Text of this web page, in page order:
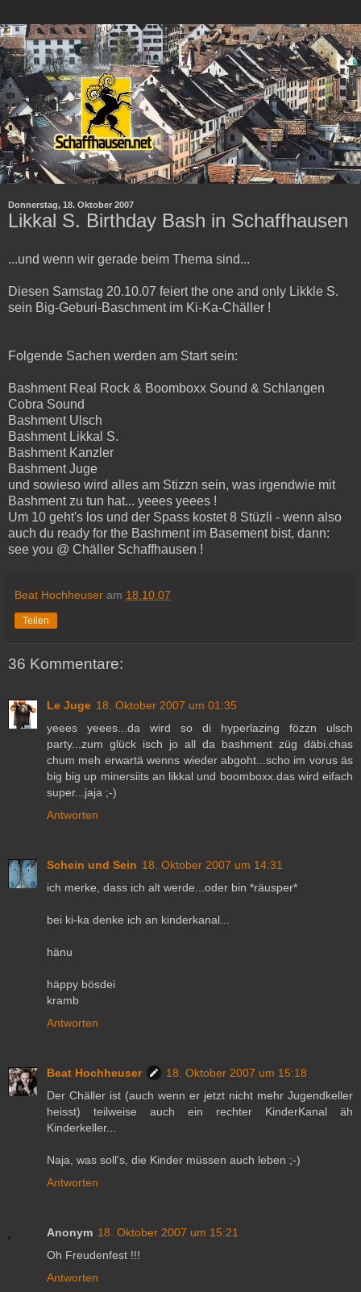
Donnerstag, 18. Oktober 2007
Likkal S. Birthday Bash in Schaffhausen
...und wenn wir gerade beim Thema sind...
Diesen Samstag 20.10.07 feiert the one and only Likkle S.
sein Big-Geburi-Baschment im Ki-Ka-Chäller !
Folgende Sachen werden am Start sein:
Bashment Real Rock & Boomboxx Sound & Schlangen
Cobra Sound
Bashment Ulsch
Bashment Likkal S.
Bashment Kanzler
Bashment Juge
und sowieso wird alles am Stizzn sein, was irgendwie mit
Bashment zu tun hat... yeees yeees !
Um 10 geht's los und der Spass kostet 8 Stüzli - wenn also
auch du ready for the Bashment im Basement bist, dann:
see you @ Chäller Schaffhausen !
Beat Hochheuser am 18.10.07
Teilen
36 Kommentare:
Le Juge 18. Oktober 2007 um 01:35
yeees yeees...da wird so di hyperlazing fözzn ulsch
party...zum glück isch jo all da bashment züg däbi.chas
chum meh erwartä wenns wieder abgoht...scho im vorus äs
big big up minersiits an likkal und boomboxx.das wird eifach
super...jaja ;-)
Antworten
Schein und Sein 18. Oktober 2007 um 14:31
ich merke, dass ich alt werde...oder bin *räusper*
bei ki-ka denke ich an kinderkanal...
hänu
häppy bösdei
kramb
Antworten
Beat Hochheuser
18. Oktober 2007 um 15:18
Der Chäller ist (auch wenn er jetzt nicht mehr Jugendkeller
heisst) teilweise auch ein rechter KinderKanal äh
Kinderkeller...
Naja, was soll's, die Kinder müssen auch leben ;-)
Antworten
Anonym 18. Oktober 2007 um 15:21
Oh Freudenfest !!!
Antworten